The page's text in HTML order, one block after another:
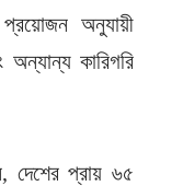
প্রয়োজন অনুযায়ী
কারিগরি
দেশের প্রায় ৬৫